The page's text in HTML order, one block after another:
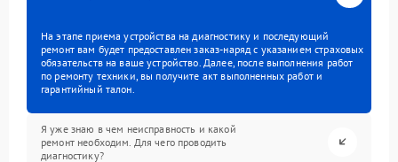
На этапе приема устройства на диагностику и последующий
ремонт вам будет предоставлен заказ-наряд с указанием страховых
обязательств на ваше устройство. Далее, после выполнения работ
по ремонту техники, вы получите акт выполненных работ и
гарантийный талон.
Я уже знаю в чем неисправность и какой
ремонт необходим. Для чего проводить
диагностику?